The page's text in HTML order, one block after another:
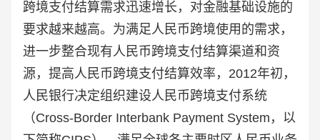
跨境支付结算需求迅速增长，对金融基础设施的
要求越来越高。为满足人民币跨境使用的需求，
进一步整合现有人民币跨境支付结算渠道和资
源，提高人民币跨境支付结算效率，2012年初，
人民银行决定组织建设人民币跨境支付系统
（Cross-Border Interbank Payment System，以